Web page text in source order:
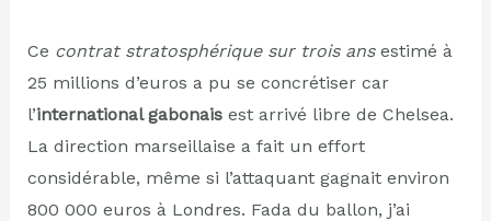
Ce contrat stratosphérique sur trois ansestimé à
25 millions d’euros a pu se concrétiser car
l’international gabonaisest arrivé libre de Chelsea.
La direction marseillaise a fait un effort
considérable, même si l’attaquant gagnait environ
800 000 euros à Londres. Fada du ballon, j’ai